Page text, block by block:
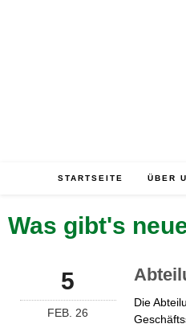
STARTSEITE ÜBER
Was gibt's
5
FEB. 26
Die